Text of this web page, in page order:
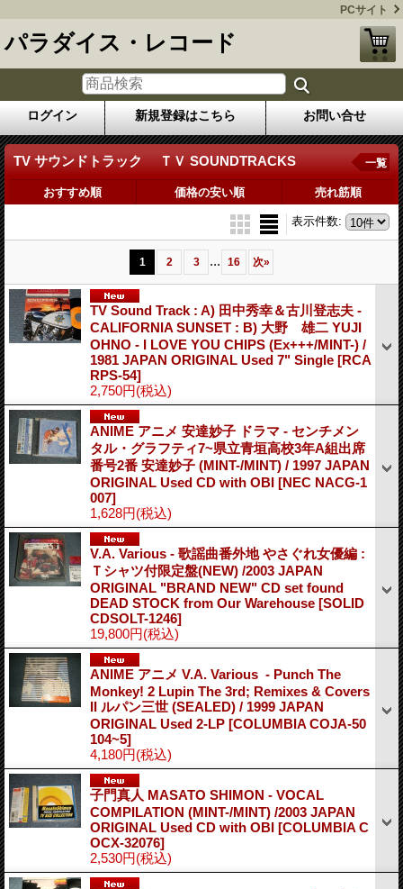
PCサイト
パラダイス・レコード
ログイン 新規登録はこちら お問い合せ
TV サウンドトラック ＴＶ SOUNDTRACKS 一覧
おすすめ順 価格の安い順 売れ筋順
表示件数:
1 2 3 ... 16 次»
TV Sound Track : A) 田中秀幸＆古川登志夫 -
CALIFORNIA SUNSET : B) 大野 雄二 YUJI
OHNO - I LOVE YOU CHIPS (Ex+++/MINT-) /
1981 JAPAN ORIGINAL Used 7" Single [RCA
RPS-54]
2,750円(税込)
ANIME アニメ 安達妙子 ドラマ - センチメン
タル・グラフティ7~県立青垣高校3年A組出席
番号2番 安達妙子 (MINT-/MINT) / 1997 JAPAN
ORIGINAL Used CD with OBI [NEC NACG-1
007]
1,628円(税込)
V.A. Various - 歌謡曲番外地 やさぐれ女優編 :
Ｔシャツ付限定盤(NEW) /2003 JAPAN
ORIGINAL "BRAND NEW" CD set found
DEAD STOCK from Our Warehouse [SOLID
CDSOLT-1246]
19,800円(税込)
ANIME アニメ V.A. Various ‎ - Punch The
Monkey! 2 Lupin The 3rd; Remixes & Covers
II ルパン三世 (SEALED) / 1999 JAPAN
ORIGINAL Used 2-LP [COLUMBIA COJA-50
104~5]
4,180円(税込)
子門真人 MASATO SHIMON - VOCAL
COMPILATION (MINT-/MINT) /2003 JAPAN
ORIGINAL Used CD with OBI [COLUMBIA C
OCX-32076]
2,530円(税込)